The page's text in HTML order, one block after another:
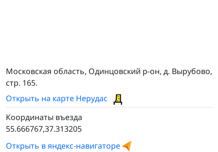
Московская область, Одинцовский р-он, д. Вырубово,
стр. 165.
Открыть на карте Нерудас
Координаты въезда
55.666767,37.313205
Открыть в яндекс-навигаторе